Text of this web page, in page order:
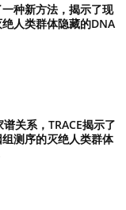
种新方法，揭示了现
人类群体隐藏的DNA
关系，TRACE揭示了
测序的灭绝人类群体